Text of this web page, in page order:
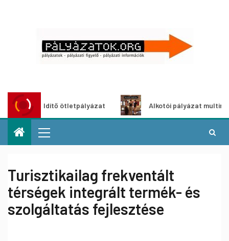
ötletpályázat Alkotói pályázat multimédia-
Turisztikailag frekventált
térségek integrált termék- és
szolgáltatás fejlesztése